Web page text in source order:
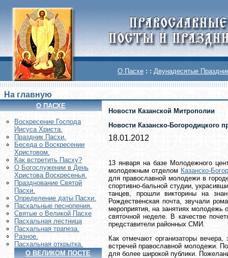
О Пасхе : : Двунадесятые
На главную
О ПАСХЕ
Воскреcение Господа
Иисуса Христа.
Праздник Пасхи.
Беседа о Воскресении
Христовом.
Как встретить Пасху?
О Богослужении в День
Христова Воскресенья.
Празднование Святой
Пасхи.
Определение даты Пасхи.
Пасхальные песнопения.
Святые о Великой Пасхе
Пасхальная лестница
Пасхальная трапеза.
Разное.
Пасхальная открытка.
О ВЕЛИКОМ ПОСТЕ
Новости Казанской Митрополии
Новости Казанско-Богородицкого
18.01.2012
13 января на базе Молодежного
молодежным отделом Казанско-
для православной молодежи в
спортивно-бальной студии,
танцев, прошли викторины на
Рождественская почта, звучали
мероприятия, на занятиях молодежь
святочной неделе. В качестве
представители районных СМИ.
Как отмечают организаторы
встречей православной молодежи. По
для более широкой публики.